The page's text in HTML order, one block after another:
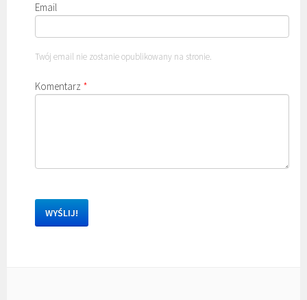
Email
Twój email nie zostanie opublikowany na stronie.
Komentarz *